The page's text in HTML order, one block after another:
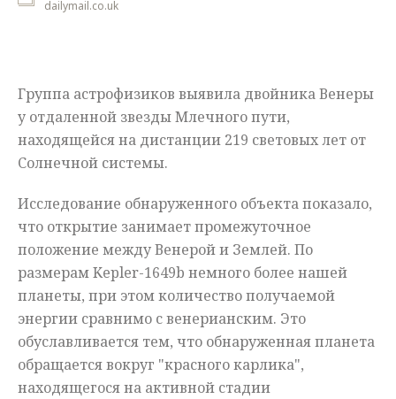
Происшествия
dailymail.co.uk
Группа астрофизиков выявила двойника Венеры
у отдаленной звезды Млечного пути,
находящейся на дистанции 219 световых лет от
Солнечной системы.
Исследование обнаруженного объекта показало,
что открытие занимает промежуточное
положение между Венерой и Землей. По
размерам Kepler-1649b немного более нашей
планеты, при этом количество получаемой
энергии сравнимо с венерианским. Это
обуславливается тем, что обнаруженная планета
обращается вокруг "красного карлика",
находящегося на активной стадии